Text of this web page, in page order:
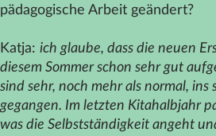
pädagogische Arbeit geändert?
Katja: ich glaube, dass die neuen
diesem Sommer schon sehr gut
sind sehr, noch mehr als normal, ins
gegangen. Im letzten Kitahalbjahr
was die Selbstständigkeit angeht